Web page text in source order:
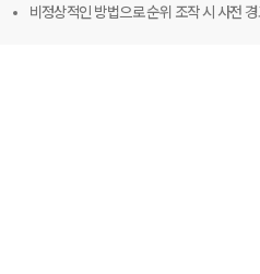
비정상적인 방법으로 순위 조작 시 사전